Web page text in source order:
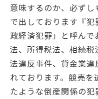
背景色変更
意味するのか、必ず
で出しております『
政経済犯罪」と呼んで
法、所得税法、相続
法違反事件、貸金業
れております。競売
たような倒産関係の